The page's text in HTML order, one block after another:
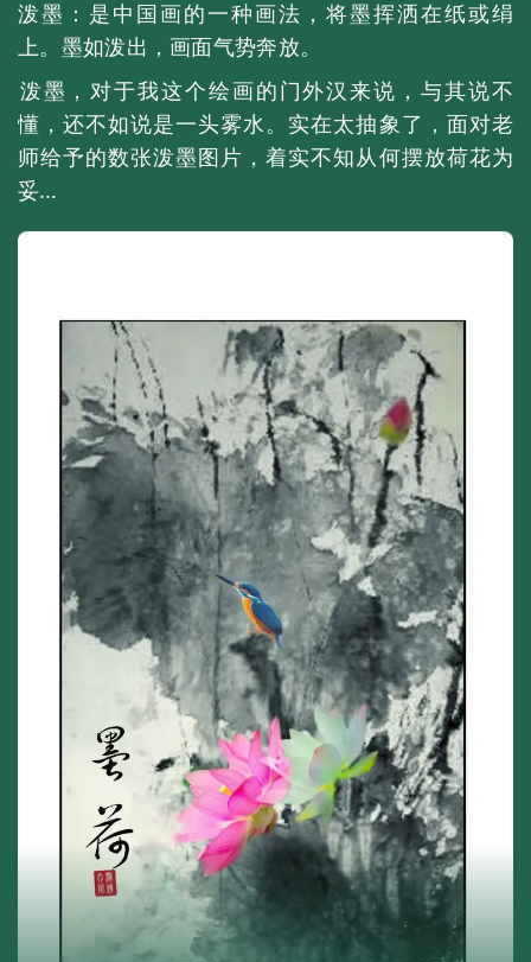
泼墨：是中国画的一种画法，将墨挥洒在纸或绢
上。墨如泼出，画面气势奔放。
​泼墨，对于我这个绘画的门外汉来说，与其说不
懂，还不如说是一头雾水。实在太抽象了，面对老
师给予的数张泼墨图片，着实不知从何摆放荷花为
妥…